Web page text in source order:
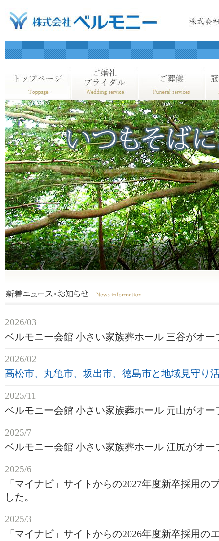
2026/03
ベルモニー会館 小さい家族葬ホール 三谷がオー
2026/02
高松市、丸亀市、坂出市、徳島市と地域見守り
2025/11
ベルモニー会館 小さい家族葬ホール 元山がオー
2025/7
ベルモニー会館 小さい家族葬ホール 江尻がオー
2025/6
「マイナビ」サイトからの2027年度新卒採用の
した。
2025/3
「マイナビ」サイトからの2026年度新卒採用の